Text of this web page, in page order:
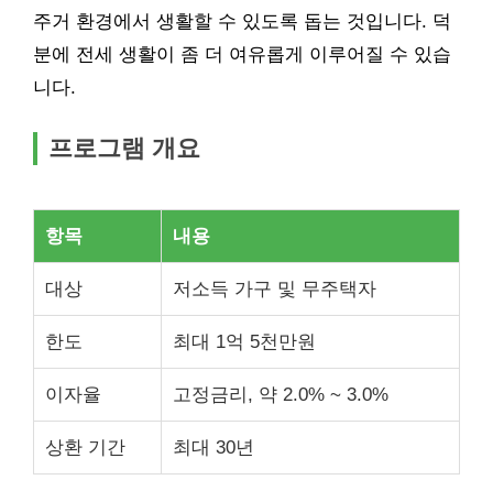
주거 환경에서 생활할 수 있도록 돕는 것입니다. 덕
분에 전세 생활이 좀 더 여유롭게 이루어질 수 있습
니다.
프로그램 개요
항목 내용
대상 저소득 가구 및 무주택자
한도 최대 1억 5천만원
이자율 고정금리, 약 2.0% ~ 3.0%
상환 기간 최대 30년